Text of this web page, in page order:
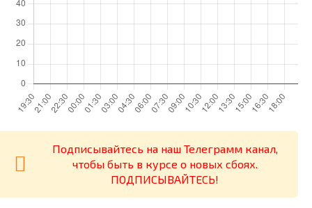
Подписывайтесь на наш Телеграмм канал,
чтобы быть в курсе о новых сбоях.
ПОДПИСЫВАЙТЕСЬ!